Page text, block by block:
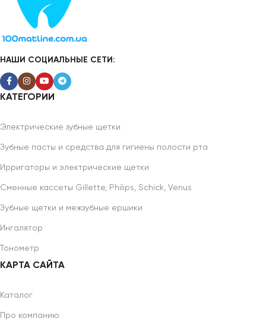
НАШИ СОЦИАЛЬНЫЕ СЕТИ:
КАТЕГОРИИ
Электрические зубные щетки
Зубные пасты и средства для гигиены полости рта
Ирригаторы и электрические щетки
Сменные кассеты Gillette, Philips, Schick, Venus
Зубные щетки и межзубные ершики
Ингалятор
Тонометр
КАРТА САЙТА
Каталог
Про компанию